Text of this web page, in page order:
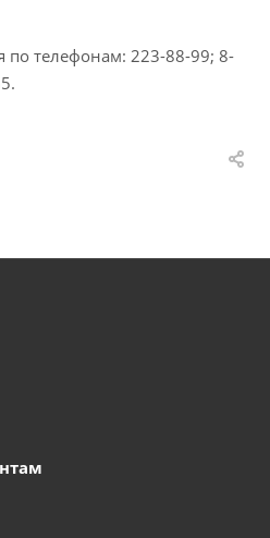
телефонам: 223-88-99; 8-